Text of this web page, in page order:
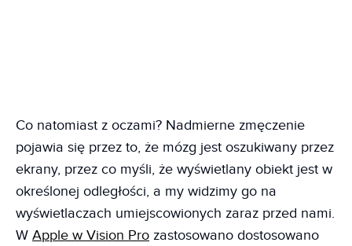
Co natomiast z oczami? Nadmierne zmęczenie
pojawia się przez to, że mózg jest oszukiwany przez
ekrany, przez co myśli, że wyświetlany obiekt jest w
określonej odległości, a my widzimy go na
wyświetlaczach umiejscowionych zaraz przed nami.
W Apple w Vision Pro zastosowano dostosowano